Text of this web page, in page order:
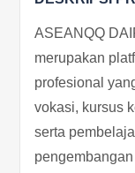
ASEANQQ
merupakan
profesional
vokasi, kursus
serta